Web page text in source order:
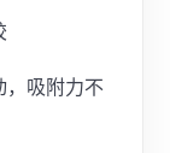
，吸附力不